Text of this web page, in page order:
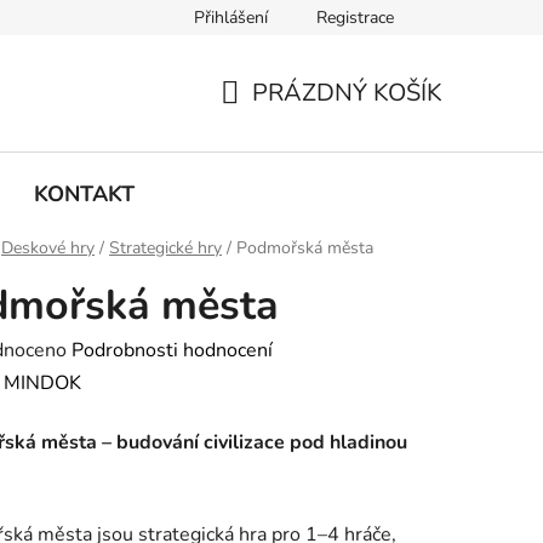
Přihlášení Registrace
PRÁZDNÝ KOŠÍK
KONTAKT
Deskové hry / Strategické hry / Podmořská města
města
Podrobnosti hodnocení
MINDOK
města – budování civilizace pod hladinou
města jsou strategická hra pro 1–4 hráče,